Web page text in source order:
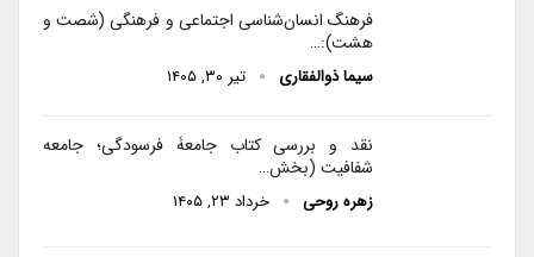
فرهنگ انسان‌شناسی اجتماعی و فرهنگی (شصت و
هشت):…
سیما ذوالفقاری تیر ۳۰, ۱۴۰۵
نقد و بررسی کتاب جامعۀ فرسودگی؛ جامعه
شفافیت (بخش…
زهره روحی خرداد ۲۳, ۱۴۰۵